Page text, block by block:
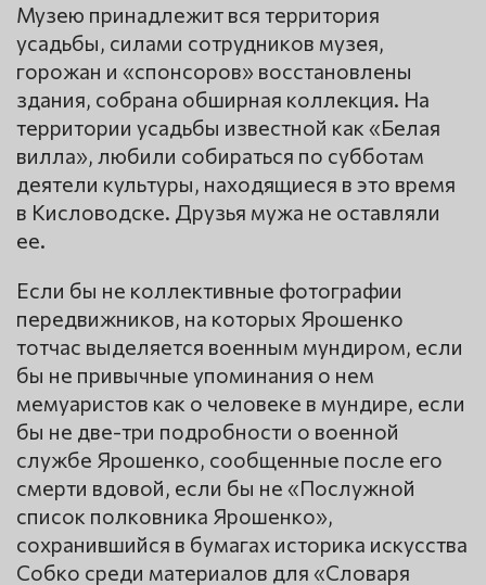
Музею принадлежит вся территория
усадьбы, силами сотрудников музея,
горожан и «спонсоров» восстановлены
здания, собрана обширная коллекция. На
территории усадьбы известной как «Белая
вилла», любили собираться по субботам
деятели культуры, находящиеся в это время
в Кисловодске. Друзья мужа не оставляли
ее.
Если бы не коллективные фотографии
передвижников, на которых Ярошенко
тотчас выделяется военным мундиром, если
бы не привычные упоминания о нем
мемуаристов как о человеке в мундире, если
бы не две-три подробности о военной
службе Ярошенко, сообщенные после его
смерти вдовой, если бы не «Послужной
список полковника Ярошенко»,
сохранившийся в бумагах историка искусства
Собко среди материалов для «Словаря